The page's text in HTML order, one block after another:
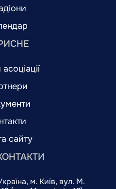
сайту
м. Київ, вул. М.